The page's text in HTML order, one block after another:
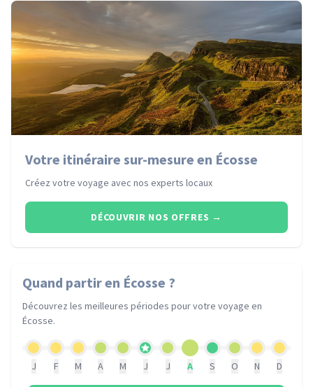
Votre itinéraire sur-mesure en Écosse
Créez votre voyage avec nos experts locaux
DÉCOUVRIR NOS OFFRES →
Quand partiren Écosse ?
Découvrez les meilleures périodes pour votre voyage en
Écosse.
J F M A M J J A S O N D